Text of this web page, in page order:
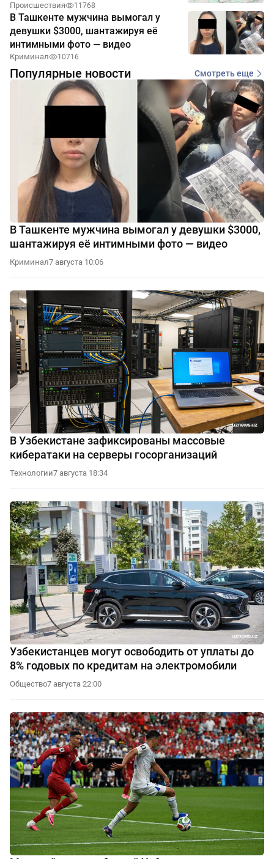
Происшествия 11768
В Ташкенте мужчина вымогал у
девушки $3000, шантажируя её
интимными фото — видео
Криминал 10716
Популярные новости Смотреть еще
В Ташкенте мужчина вымогал у девушки $3000,
шантажируя её интимными фото — видео
Криминал7 августа 10:06
В Узбекистане зафиксированы массовые
кибератаки на серверы госорганизаций
Технологии7 августа 18:34
Узбекистанцев могут освободить от уплаты до
8% годовых по кредитам на электромобили
Общество7 августа 22:00